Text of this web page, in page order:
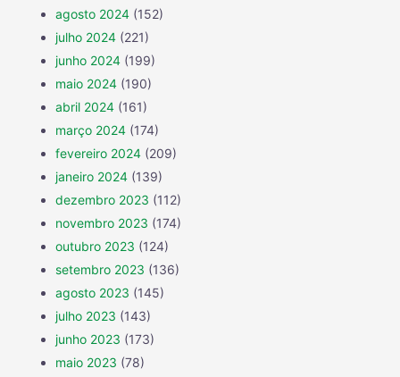
agosto 2024 (152)
julho 2024 (221)
junho 2024 (199)
maio 2024 (190)
abril 2024 (161)
março 2024 (174)
fevereiro 2024 (209)
janeiro 2024 (139)
dezembro 2023 (112)
novembro 2023 (174)
outubro 2023 (124)
setembro 2023 (136)
agosto 2023 (145)
julho 2023 (143)
junho 2023 (173)
maio 2023 (78)